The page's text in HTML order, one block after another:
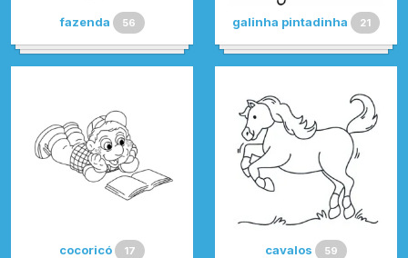
fazenda 56 galinha pintadinha 21
cocoricó 17 cavalos 59